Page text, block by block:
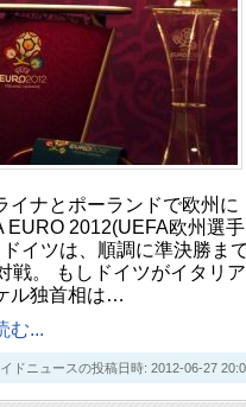
イナとポーランドで欧州に
EURO 2012(UEFA欧州選手
イツは、順調に準決勝ま
戦。 もしドイツがイタリア
ル独首相は…
む...
ドニュースの投稿日時: 2012-06-27